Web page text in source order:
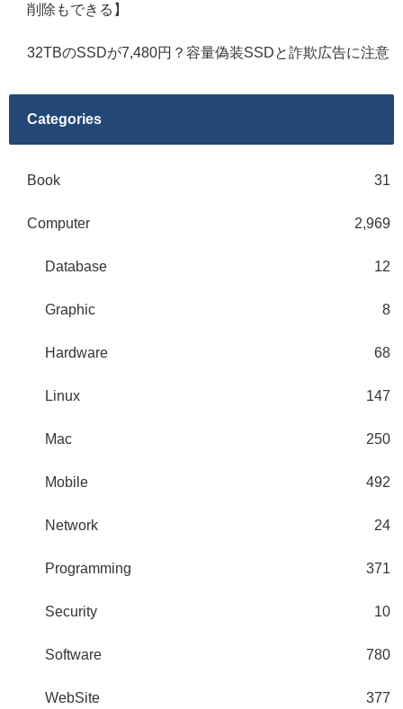
削除もできる】
32TBのSSDが7,480円？容量偽装SSDと詐欺広告に注意
Categories
Book 31
Computer 2,969
Database 12
Graphic 8
Hardware 68
Linux 147
Mac 250
Mobile 492
Network 24
Programming 371
Security 10
Software 780
WebSite 377